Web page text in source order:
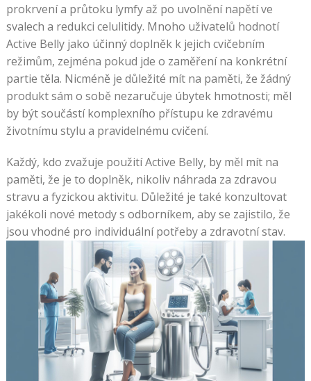
prokrvení a průtoku lymfy až po uvolnění napětí ve
svalech a redukci celulitidy. Mnoho uživatelů hodnotí
Active Belly jako účinný doplněk k jejich cvičebním
režimům, zejména pokud jde o zaměření na konkrétní
partie těla. Nicméně je důležité mít na paměti, že žádný
produkt sám o sobě nezaručuje úbytek hmotnosti; měl
by být součástí komplexního přístupu ke zdravému
životnímu stylu a pravidelnému cvičení.
Každý, kdo zvažuje použití Active Belly, by měl mít na
paměti, že je to doplněk, nikoliv náhrada za zdravou
stravu a fyzickou aktivitu. Důležité je také konzultovat
jakékoli nové metody s odborníkem, aby se zajistilo, že
jsou vhodné pro individuální potřeby a zdravotní stav.